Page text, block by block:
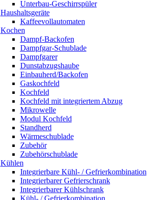
Unterbau-Geschirrspüler
Haushaltsgeräte
Kaffeevollautomaten
Kochen
Dampf-Backofen
Dampfgar-Schublade
Dampfgarer
Dunstabzugshaube
Einbauherd/Backofen
Gaskochfeld
Kochfeld
Kochfeld mit integriertem Abzug
Mikrowelle
Modul Kochfeld
Standherd
Wärmeschublade
Zubehör
Zubehörschublade
Kühlen
Integrierbare Kühl- / Gefrierkombination
Integrierbarer Gefrierschrank
Integrierbarer Kühlschrank
Kühl- / Gefrierkombination